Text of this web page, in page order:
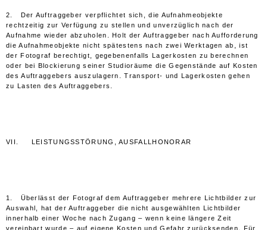
2. Der Auftraggeber verpflichtet sich, die Aufnahmeobjekte
rechtzeitig zur Verfügung zu stellen und unverzüglich nach der
Aufnahme wieder abzuholen. Holt der Auftraggeber nach Aufforderung
die Aufnahmeobjekte nicht spätestens nach zwei Werktagen ab, ist
der Fotograf berechtigt, gegebenenfalls Lagerkosten zu berechnen
oder bei Blockierung seiner Studioräume die Gegenstände auf Kosten
des Auftraggebers auszulagern. Transport- und Lagerkosten gehen
zu Lasten des Auftraggebers.
VII. LEISTUNGSSTÖRUNG, AUSFALLHONORAR
1. Überlässt der Fotograf dem Auftraggeber mehrere Lichtbilder zur
Auswahl, hat der Auftraggeber die nicht ausgewählten Lichtbilder
innerhalb einer Woche nach Zugang – wenn keine längere Zeit
vereinbart wurde – auf eigene Kosten und Gefahr zurücksenden. Für